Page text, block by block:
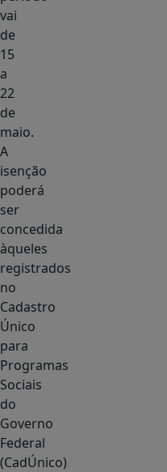
vai
de
15
a
22
de
maio.
A
isenção
poderá
ser
concedida
àqueles
registrados
no
Cadastro
Único
para
Programas
Sociais
do
Governo
Federal
(CadÚnico)